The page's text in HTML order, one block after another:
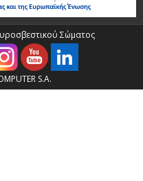
Σώματος
S.A.